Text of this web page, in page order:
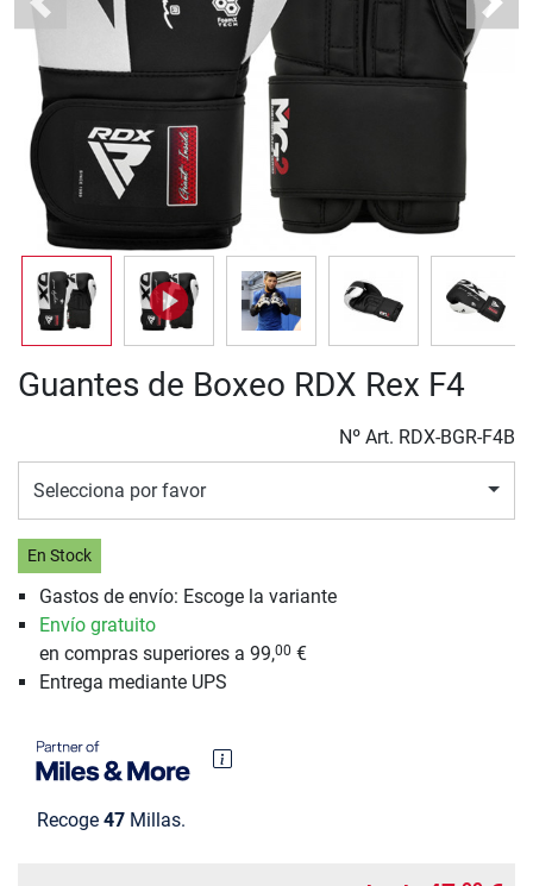
Previous Next
Guantes de Boxeo RDX Rex F4
Nº Art. RDX-BGR-F4B
Selecciona por favor
En Stock
Gastos de envío: Escoge la variante
Envío gratuito
en compras superiores a 99,00 €
Entrega mediante UPS
Recoge 47 Millas.